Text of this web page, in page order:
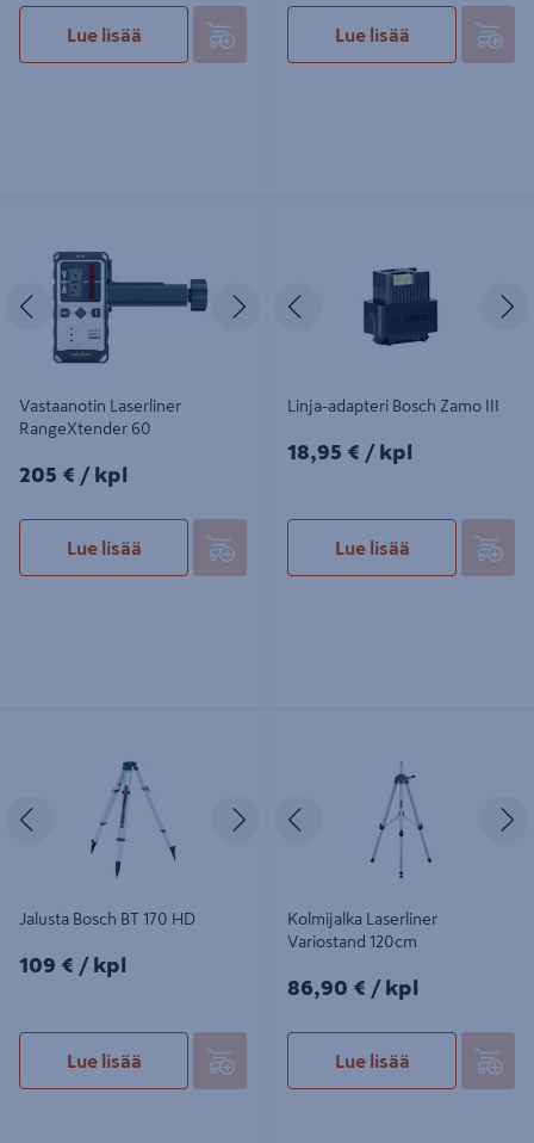
Lue lisää Lue lisää
Edellinen Seuraava
Vastaanotin Laserliner
RangeXtender 60
205€/kpl
205 € / kpl
Lue lisää
Edellinen
Linja-adapteri Bosch Zamo III
18,95€/kpl
18,95 € / kpl
Lue lisää
Seuraava
Jalusta Bosch BT 170 HD
109€/kpl
109 € / kpl
Lue lisää
Edellinen
Kolmijalka Laserliner
Variostand 120cm
86,90€/kpl
86,90 € / kpl
Lue lisää